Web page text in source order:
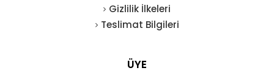
Gizlilik İlkeleri
Teslimat Bilgileri
ÜYE